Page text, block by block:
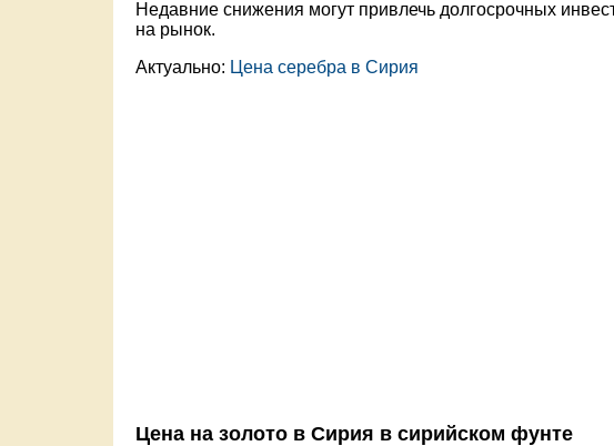
Недавние снижения могут привлечь долгосрочных
на рынок.
Актуально: Цена серебра в Сирия
Цена на золото в Сирия в сирийском фунте